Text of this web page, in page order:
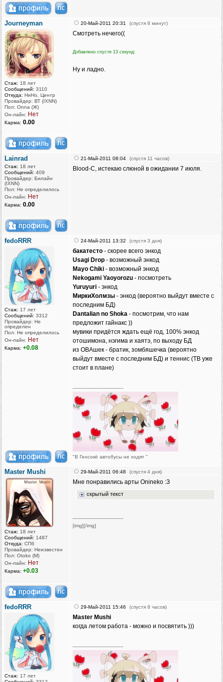
Journeyman
Стаж: 18 лет
Сообщений: 3110
Откуда: НиНо, Центр
Провайдер: ВТ (IXNN)
Пол: Onna (Ж)
Он-лайн: Нет
Карма: 0.00
20-Май-2011 20:31 (спустя 8 минут)
Смотреть нечего((
Добавлено спустя 13 секунд:
Ну и ладно.
Lainrad
Стаж: 18 лет
Сообщений: 409
Провайдер: Билайн
(IXNN)
Пол: Не определилось
Он-лайн: Нет
Карма: 0.00
21-Май-2011 08:04 (спустя 11 часов)
Blood-C, истекаю слюной в ожидании 7 июля.
fedoRRR
Стаж: 17 лет
Сообщений: 3312
Провайдер: Не
определен
Пол: Не определилось
Он-лайн: Нет
Карма: +0.08
24-Май-2011 13:32 (спустя 3 дня)
бакатесто - скорее всего энкод
Usagi Drop - возможный энкод
Mayo Chiki - возможный энкод
Nekogami Yaoyorozu - посмотреть
Yuruyuri - энкод
МиркиХолмзы - энкод (вероятно выйдут вместе с
последним БД)
Dantalian no Shoka - посмотрим, что нам
предложит гайнакс ))
мувики придётся ждать ещё год, 100% энкод
отошимона, нэгима и хаятэ, по выходу БД
из ОВАшек - братик, зомбяшечка (вероятно
выйдут вместе с последним БД) и теннис (ТВ уже
стоит в плане)
"В Генсокё автобусы не ходят "
Master Mushi
Стаж: 18 лет
Сообщений: 1487
Откуда: СПб
Провайдер: Неизвестен
Пол: Otoko (M)
Он-лайн: Нет
Карма: +0.03
29-Май-2011 06:48 (спустя 4 дня)
Мне понравились арты Onineko :З
скрытый текст
[img][/img]
fedoRRR
Стаж: 17 лет
29-Май-2011 15:46 (спустя 8 часов)
Master Mushi
когда летом работа - можно и посвятить )))